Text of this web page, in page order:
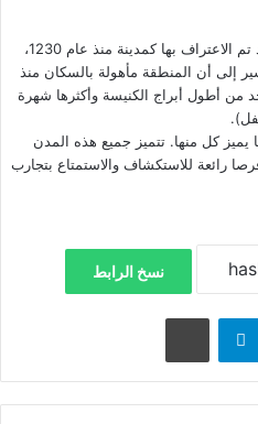
زفولا هي عاصمة مقاطعة أوفريسيل وقد تم الاعتراف بها كمدينة منذ عام 1230،
إلى أن المنطقة مأهولة بالسكان منذ
من أطول أبراج الكنيسة وأكثرها شهرة
كل منها. تتميز جميع هذه المدن
فرصا رائعة للاستكشاف والاستمتاع بتجارب
نسخ الرابط
تيلقرام مشاركة عبر البريد